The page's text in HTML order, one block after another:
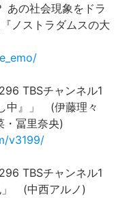
あの社会現象をドラ
ノストラダムスの大
TBSチャンネル1
中』」 (伊藤理々
・冨里奈央)
v3199/
TBSチャンネル1
」 (中西アルノ)